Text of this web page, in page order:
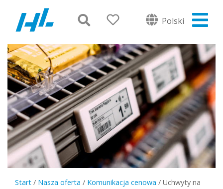
Polski
Start / Nasza oferta / Komunikacja cenowa / Uchwyty na